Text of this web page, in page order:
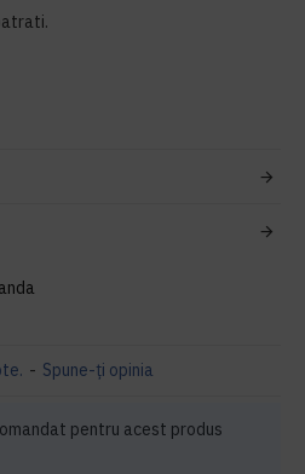
- Spune-ţi opinia
pentru acest produs